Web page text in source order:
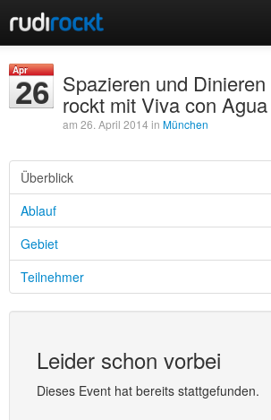
Events
Login
Registrieren
Apr
26 Spazieren und
rockt mit Viva con
am 26. April 2014 in München
Überblick
Ablauf
Gebiet
Teilnehmer
Leider schon vorbei
Dieses Event hat bereits stattgefunden.